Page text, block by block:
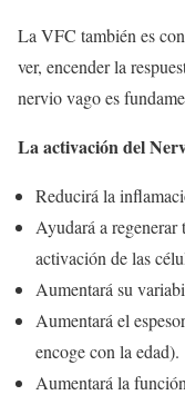
La VFC también es
ver, encender la
nervio vago es
La activación del
Reducirá la
Ayudará a regenerar
activación de las
Aumentará su
Aumentará el
encoge con la edad).
Aumentará la